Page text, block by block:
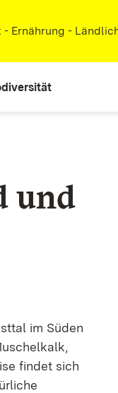
Ernährung -
und
im Süden
findet sich